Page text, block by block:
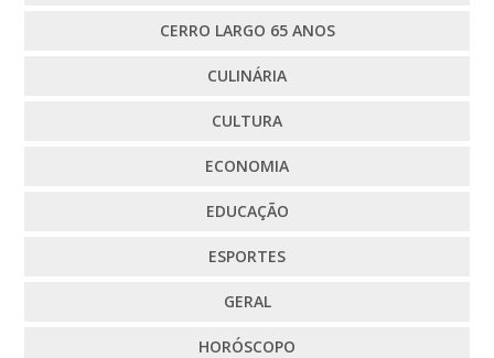
CERRO LARGO 65 ANOS
CULINÁRIA
CULTURA
ECONOMIA
EDUCAÇÃO
ESPORTES
GERAL
HORÓSCOPO